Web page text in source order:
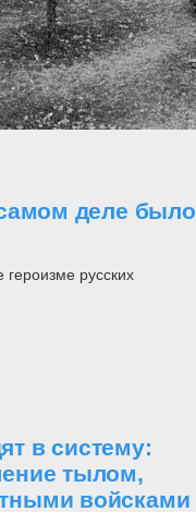
деле было
русских
в систему:
тылом,
войсками